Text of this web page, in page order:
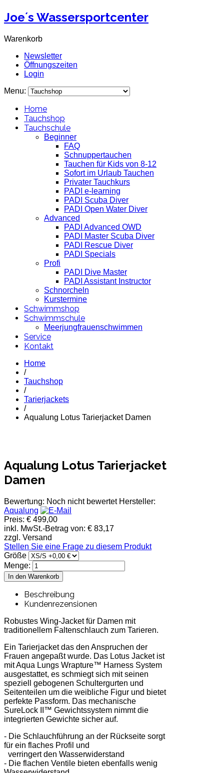
Joe´s Wassersportcenter
Warenkorb
Newsletter
Öffnungszeiten
Login
Menu:
Home
Tauchshop
Tauchschule
Beginner
FAQ
Schnuppertauchen
Tauchen für Kids von 8-12
Sofort im Urlaub Tauchen
Privater Tauchkurs
PADI e-learning
PADI Scuba Diver
PADI Open Water Diver
Advanced
PADI Advanced OWD
PADI Master Scuba Diver
PADI Rescue Diver
PADI Specials
Profi
PADI Dive Master
PADI Assistant Instructor
Schnorcheln
Kurstermine
Schwimmshop
Schwimmschule
Meerjungfrauenschwimmen
Service
Kontakt
Home
/
Tauchshop
/
Tarierjackets
/
Aqualung Lotus Tarierjacket Damen
Aqualung Lotus Tarierjacket
Damen
Bewertung: Noch nicht bewertet Hersteller:
Aqualung
Preis: € 499,00
inkl. MwSt.-Betrag von: € 83,17
zzgl. Versand
Stellen Sie eine Frage zu diesem Produkt
Größe
Menge:
Beschreibung
Kundenrezensionen
Robustes Wing-Jacket für Damen mit
traditionellem Faltenschlauch zum Tarieren.
Ein Tarierjacket das den Anspruchen der
Frauen angepaßt wurde. Das Lotus Jacket ist
mit Aqua Lungs Wrapture™ Harness System
ausgestattet, es schmiegt sich mit seinen
speziell gebogenen Schultergurten und
Seitenteilen um die weibliche Figur und bietet
perfekte Passform. Das mechanische
SureLock II™ Gewichtssystem nimmt die
integrierten Gewichte sicher auf.
- Die Schlauchführung an der Rückseite sorgt
für ein flaches Profil und
verringert den Wasserwiderstand
- Die flachen Ventile bieten ebenfalls wenig